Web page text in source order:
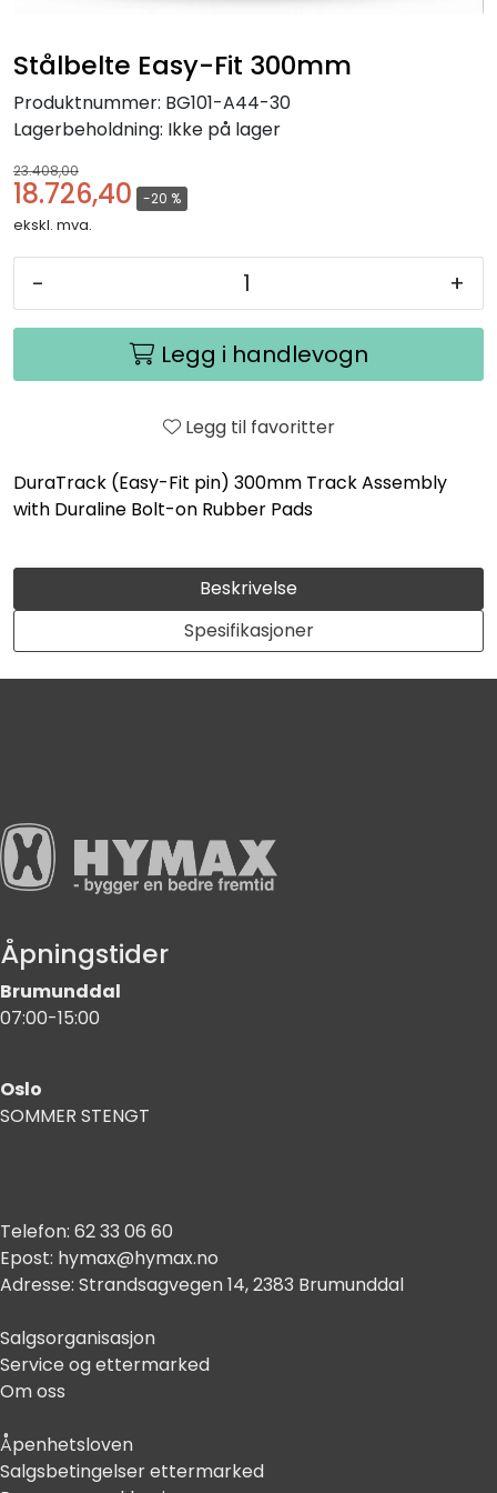
Stålbelte Easy-Fit 300mm
Produktnummer: BG101-A44-30
Lagerbeholdning: Ikke på lager
23.408,00
18.726,40 -20 %
ekskl. mva.
- +
Legg i handlevogn
Legg til favoritter
DuraTrack (Easy-Fit pin) 300mm Track Assembly
with Duraline Bolt-on Rubber Pads
Beskrivelse
Spesifikasjoner
Åpningstider
Brumunddal
07:00-15:00
Oslo
SOMMER STENGT
Telefon: 62 33 06 60
Epost: hymax@hymax.no
Adresse: Strandsagvegen 14, 2383 Brumunddal
Salgsorganisasjon
Service og ettermarked
Om oss
Åpenhetsloven
Salgsbetingelser ettermarked